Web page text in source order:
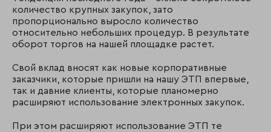
количество крупных закупок, зато
пропорционально выросло количество
относительно небольших процедур. В результате
оборот торгов на нашей площадке растет.
Свой вклад вносят как новые корпоративные
заказчики, которые пришли на нашу ЭТП впервые,
так и давние клиенты, которые планомерно
расширяют использование электронных закупок.
При этом расширяют использование ЭТП те